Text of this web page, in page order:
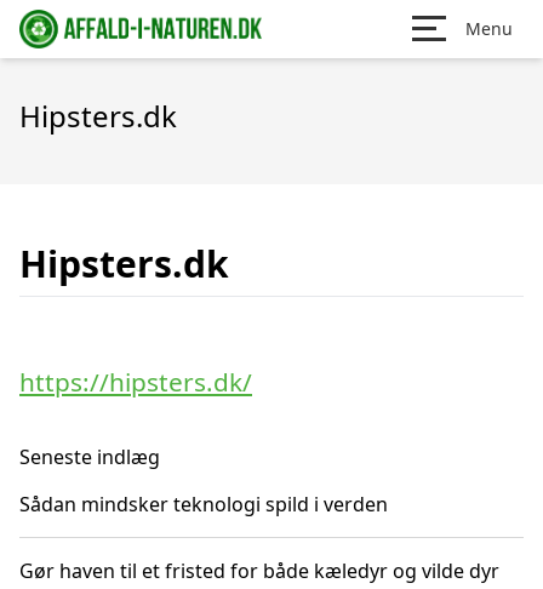
Menu
Hipsters.dk
Hipsters.dk
https://hipsters.dk/
Seneste indlæg
Sådan mindsker teknologi spild i verden
Gør haven til et fristed for både kæledyr og vilde dyr